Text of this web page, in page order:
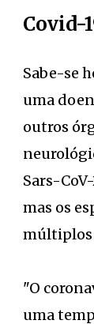
Covid-
Sabe-se
uma
outros
Sars-
mas os
múltiplos
"O
uma